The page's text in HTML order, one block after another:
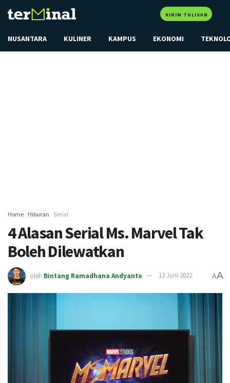
KIRIM TULISAN
NUSANTARA KULINER KAMPUS EKONOMI
Home Hiburan Serial
4 Alasan Serial Ms. Marvel Tak
Boleh Dilewatkan
oleh Bintang Ramadhana Andyanto 13 Juni 2022 AA